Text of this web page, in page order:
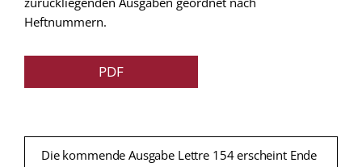
Heftnummern.
PDF
Die kommende Ausgabe Lettre 154 erscheint Ende